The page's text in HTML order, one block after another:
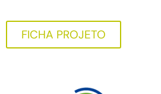
FICHA PROJETO